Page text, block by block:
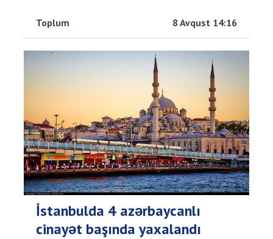
Toplum 8 Avqust 14:16
İstanbulda 4 azərbaycanlı
cinayət başında yaxalandı